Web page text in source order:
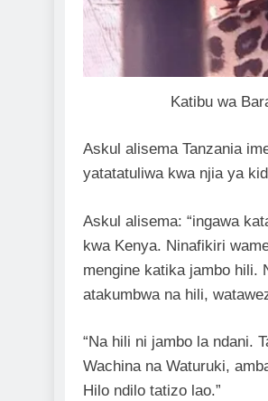
Katibu wa
Askul alisema Tanzania
yatatatuliwa kwa njia ya
Askul alisema: “ingawa
kwa Kenya. Ninafikiri
mengine katika jambo hili.
atakumbwa na hili,
“Na hili ni jambo la ndani.
Wachina na Waturuki,
Hilo ndilo tatizo lao.”